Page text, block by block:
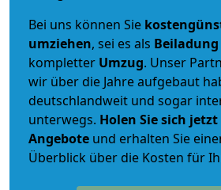
Bei uns können Sie
umziehen, sei es als Beiladung
kompletter Umzug. Unser
wir über die Jahre aufgebaut
deutschlandweit und sogar
unterwegs. Holen Sie sich
Angebote und erhalten Sie
Überblick über die Kosten für